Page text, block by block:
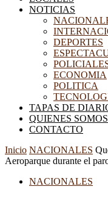
NOTICIAS
DEPORTES
ECONOMIA
POLITICA
TAPAS DE
QUIENES
CONTACTO
Inicio NACIONALES
Aeroparque durante el
NACIONALES